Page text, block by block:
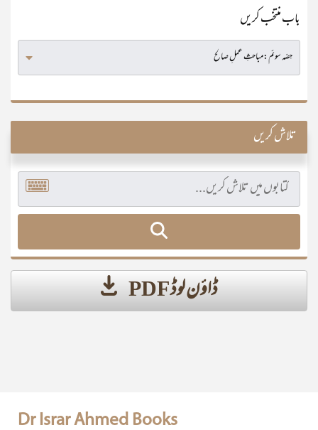
باب منتخب کریں
تلاش کریں
ڈاؤن لوڈ PDF
Dr Israr Ahmed Books